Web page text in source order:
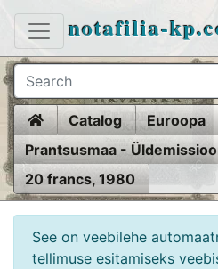
notafilia-
HomeCatalog Euroopa
Prantsusmaa -
20 francs, 1980
See on veebilehe
tellimuse esitamiseks